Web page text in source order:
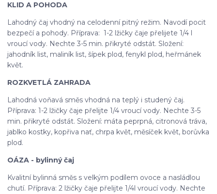
KLID A POHODA
Lahodný čaj vhodný na celodenní pitný režim. Navodí pocit
bezpečí a pohody. Příprava: 1-2 lžičky čaje přelijete 1/4 l
vroucí vody. Nechte 3-5 min. přikryté odstát. Složení:
jahodník list, maliník list, šípek plod, fenykl plod, heřmánek
květ.
ROZKVETLÁ ZAHRADA
Lahodná voňavá směs vhodná na teplý i studený čaj.
Příprava: 1-2 lžičky čaje přelijte 1/4 vroucí vody. Nechte 3-5
min. přikryté odstát. Složení: máta peprpná, citronová tráva,
jablko kostky, kopřiva nať, chrpa květ, měsíček květ, borůvka
plod.
OÁZA - bylinný čaj
Kvalitní bylinná směs s velkým podílem ovoce a nasládlou
chutí. Příprava: 2 lžičky čaje přelijte 1/4l vroucí vody. Nechte